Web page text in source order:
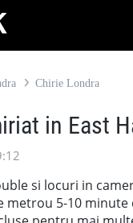
Chirie Londra
in East
si locuri in
metrou 5-10